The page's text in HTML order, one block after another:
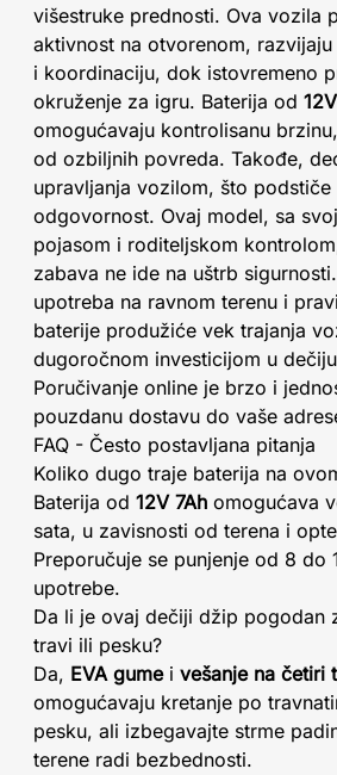
višestruke prednosti. Ova vozila
aktivnost na otvorenom,
i koordinaciju, dok istovremeno
okruženje za igru. Baterija od 12V
omogućavaju kontrolisanu
od ozbiljnih povreda. Takođe,
upravljanja vozilom, što podstiče
odgovornost. Ovaj model, sa
pojasom i roditeljskom
zabava ne ide na uštrb
upotreba na ravnom terenu i
baterije produžiće vek trajanja
dugoročnom investicijom u
Poručivanje online je brzo i
pouzdanu dostavu do vaše
FAQ - Često postavljana pitanja
Koliko dugo traje baterija na
Baterija od 12V 7Ah omogućava
sata, u zavisnosti od terena i
Preporučuje se punjenje od 8 do
upotrebe.
Da li je ovaj dečiji džip pogodan
travi ili pesku?
Da, EVA gumei vešanje na četiri
omogućavaju kretanje po
pesku, ali izbegavajte strme
terene radi bezbednosti.